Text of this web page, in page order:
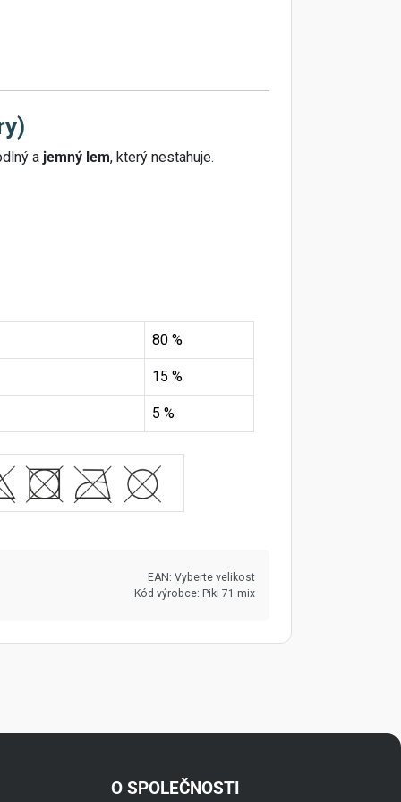
a jemný lem, který nestahuje.
80 %
15 %
5 %
EAN: Vyberte velikost
Kód výrobce: Piki 71 mix
O SPOLEČNOSTI